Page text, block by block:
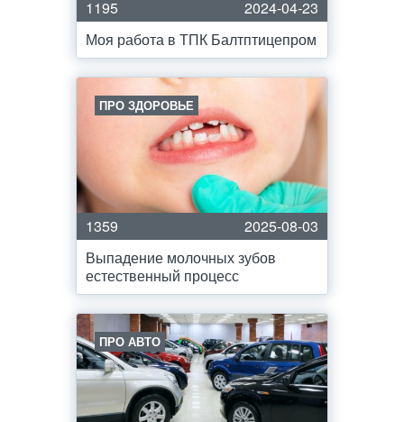
1195
2024-04-23
Моя работа в ТПК Балтптицепром
ПРО ЗДОРОВЬЕ
1359
2025-08-03
Выпадение молочных зубов
естественный процесс
ПРО АВТО